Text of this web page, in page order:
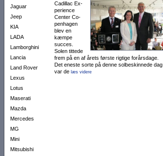
Jaguar
Jeep
KIA
LADA
Lamborghini
Lancia
Land Rover
Lexus
Lotus
Maserati
Mazda
Mercedes
MG
Mini
Mitsubishi
Cadillac Ex­
pe­rience
Center Co­
pen­hagen
blev en
kæmpe
succes.
Solen tit­te­de
frem på en af årets første rig­tige forårsdage.
Det ene­­ste sorte på denne solbe­skin­nede dag
var de læs videre